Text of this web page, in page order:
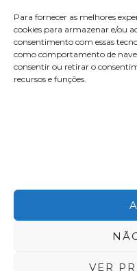
Para fornecer as melhores
cookies para armazenar e/ou
consentimento com essas
como comportamento de
consentir ou retirar o
recursos e funções.
VER